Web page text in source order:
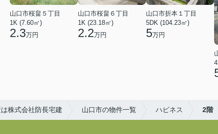
山口市桜畠５丁目
1K (7.60㎡)
2.3万円
山口市桜畠６丁目
1K (23.18㎡)
2.2万円
山口市折本１丁目
5DK (104.23㎡)
5万円
株式会社防長宅建 山口市の物件一覧 ハピネス 2階